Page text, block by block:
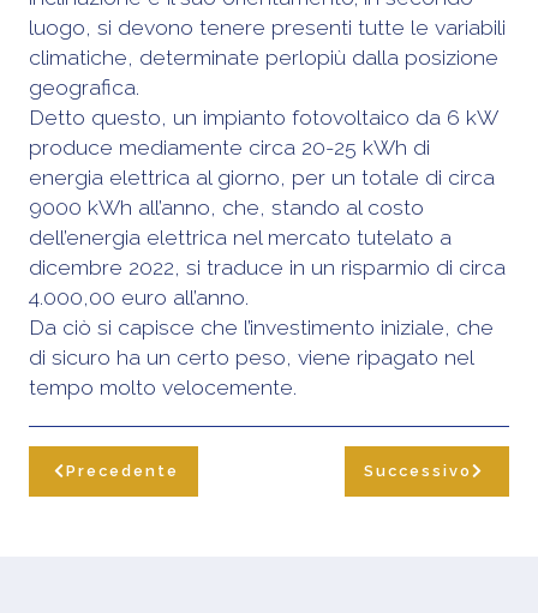
luogo, si devono tenere presenti tutte le variabili
climatiche, determinate perlopiù dalla posizione
geografica.
Detto questo, un impianto fotovoltaico da 6 kW
produce mediamente circa 20-25 kWh di
energia elettrica al giorno, per un totale di circa
9000 kWh all’anno, che, stando al costo
dell’energia elettrica nel mercato tutelato a
dicembre 2022, si traduce in un risparmio di circa
4.000,00 euro all’anno.
Da ciò si capisce che l’investimento iniziale, che
di sicuro ha un certo peso, viene ripagato nel
tempo molto velocemente.
Precedente Successivo